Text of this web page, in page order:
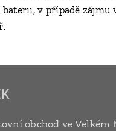
v případě zájmu
obchod ve Velkém